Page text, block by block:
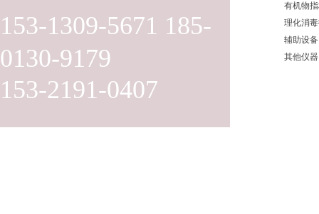
153-1309-5671 185-
0130-9179
153-2191-0407
有机物
理化消
辅助设备
其他仪器